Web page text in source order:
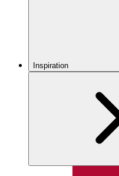
Inspiration